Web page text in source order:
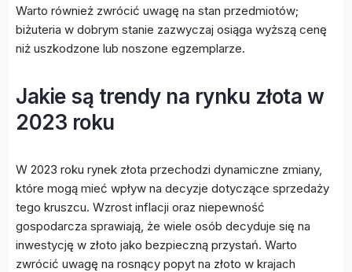
Warto również zwrócić uwagę na stan przedmiotów;
biżuteria w dobrym stanie zazwyczaj osiąga wyższą cenę
niż uszkodzone lub noszone egzemplarze.
Jakie są trendy na rynku złota w
2023 roku
W 2023 roku rynek złota przechodzi dynamiczne zmiany,
które mogą mieć wpływ na decyzje dotyczące sprzedaży
tego kruszcu. Wzrost inflacji oraz niepewność
gospodarcza sprawiają, że wiele osób decyduje się na
inwestycję w złoto jako bezpieczną przystań. Warto
zwrócić uwagę na rosnący popyt na złoto w krajach